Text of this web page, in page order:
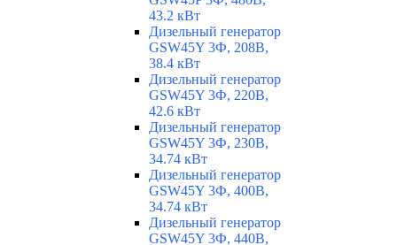
43.2 кВт
Дизельный генератор
GSW45Y 3Ф, 208В,
38.4 кВт
Дизельный генератор
GSW45Y 3Ф, 220В,
42.6 кВт
Дизельный генератор
GSW45Y 3Ф, 230В,
34.74 кВт
Дизельный генератор
GSW45Y 3Ф, 400В,
34.74 кВт
Дизельный генератор
GSW45Y 3Ф, 440В,